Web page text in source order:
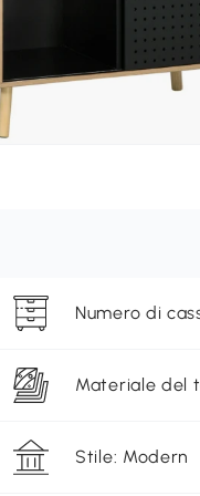
Numero di
Materiale del
Stile: Modern